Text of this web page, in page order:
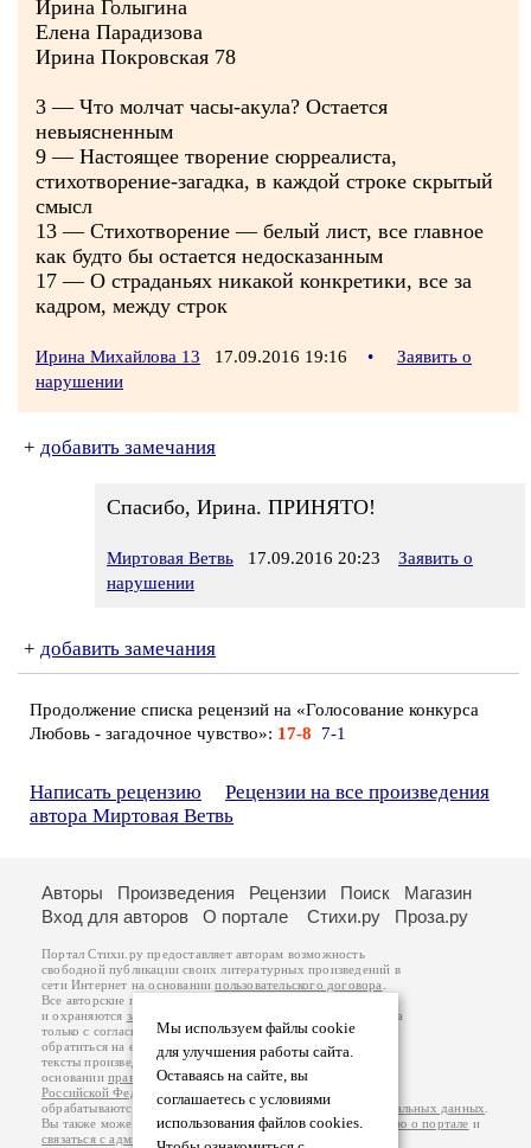
Ирина Голыгина
Елена Парадизова
Ирина Покровская 78
3 — Что молчат часы-акула? Остается
невыясненным
9 — Настоящее творение сюрреалиста,
стихотворение-загадка, в каждой строке скрытый
смысл
13 — Стихотворение — белый лист, все главное
как будто бы остается недосказанным
17 — О страданьях никакой конкретики, все за
кадром, между строк
Ирина Михайлова 13 17.09.2016 19:16 •
Заявить о
нарушении
+ добавить замечания
Спасибо, Ирина. ПРИНЯТО!
Миртовая Ветвь 17.09.2016 20:23
Заявить о
нарушении
+ добавить замечания
Продолжение списка рецензий на «Голосование конкурса
Любовь - загадочное чувство»: 17-8 7-1
Написать рецензию
Рецензии на все произведения
автора Миртовая Ветвь
Мы используем файлы cookie
для улучшения работы сайта.
Оставаясь на сайте, вы
соглашаетесь с условиями
использования файлов cookies.
Авторы Произведения Рецензии Поиск
Магазин
Вход для авторов
О портале Стихи.ру Проза.ру
Портал Стихи.ру предоставляет авторам возможность
свободной публикации своих литературных произведений в
сети Интернет на основаниипользовательского договора
Все авторские права на произведения принадлежат авторам
и охраняются законом
. Перепечатка произведений возможна
только с согласия его автора, к которому вы можете
обратиться на его авторской странице. Ответственность за
тексты произведений авторы несут самостоятельно на
основанииправил публикацииизаконодательства
Российской Федерации
обрабатываются на основанииПолитики обработки персональных данных
Вы также можете посмотреть более подробнуюинформацию о портале и
связаться с администрацией